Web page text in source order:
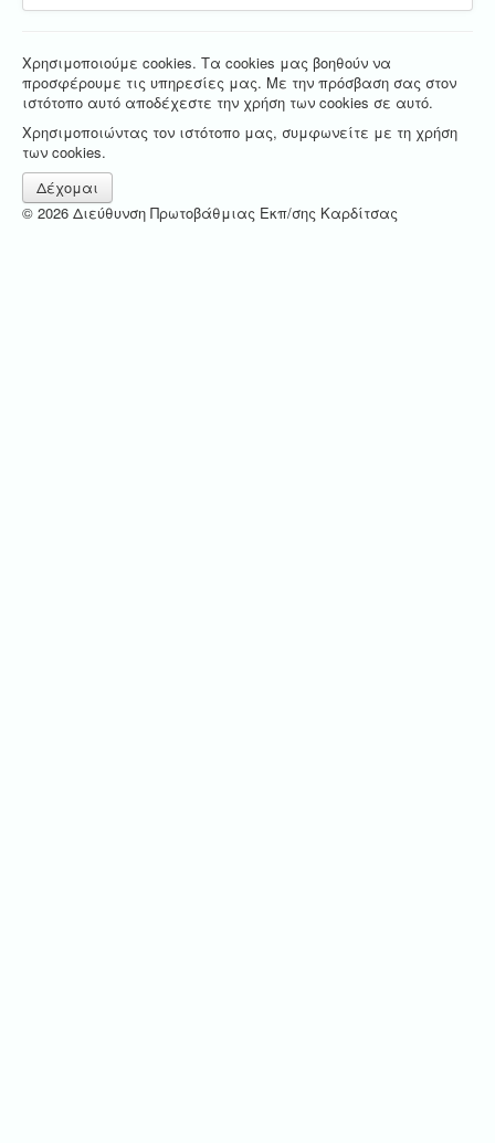
Χρησιμοποιούμε cookies. Τα cookies μας βοηθούν να
προσφέρουμε τις υπηρεσίες μας. Με την πρόσβαση σας στον
ιστότοπο αυτό αποδέχεστε την χρήση των cookies σε αυτό.
Χρησιμοποιώντας τον ιστότοπο μας, συμφωνείτε με τη χρήση
των cookies.
Δέχομαι
© 2026 Διεύθυνση Πρωτοβάθμιας Εκπ/σης Καρδίτσας